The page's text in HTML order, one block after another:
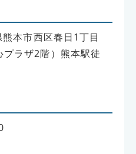
本市西区春日1丁目
ラザ2階）熊本駅徒